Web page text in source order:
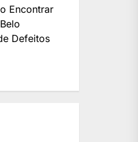
Encontrar
Defeitos